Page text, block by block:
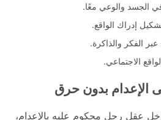
الجسد والوعي معًا.
إدراك الواقع.
عبر الفكر والذاكرة.
الاجتماعي.
الإعدام بدون حرق
عقل رجل محكوم عليه بالإعدام،